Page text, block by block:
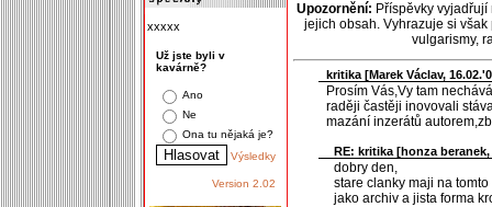
xxxxx
Už jste byli v
kavárně?
Ano
Ne
Ona tu nějaká je?
Výsledky
Version 2.02
Upozornění: Příspěvky
jejich obsah. Vyhrazuje si
vulgarismy,
kritika [Marek Václav,
Prosím Vás,Vy tam
raději častěji inovovali
mazání inzerátů
RE: kritika [honza beranek,
dobry den,
stare clanky maji na
jako archiv a jista forma